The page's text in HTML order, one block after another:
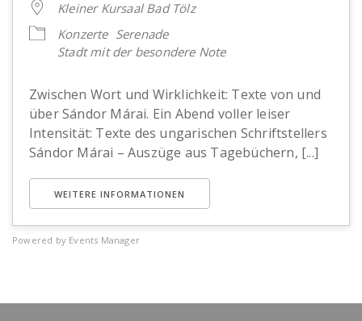
Kleiner Kursaal Bad Tölz
Konzerte Serenade
Stadt mit der besondere Note
Zwischen Wort und Wirklichkeit: Texte von und
über Sándor Márai. Ein Abend voller leiser
Intensität: Texte des ungarischen Schriftstellers
Sándor Márai – Auszüge aus Tagebüchern, [...]
WEITERE INFORMATIONEN
Powered by Events Manager